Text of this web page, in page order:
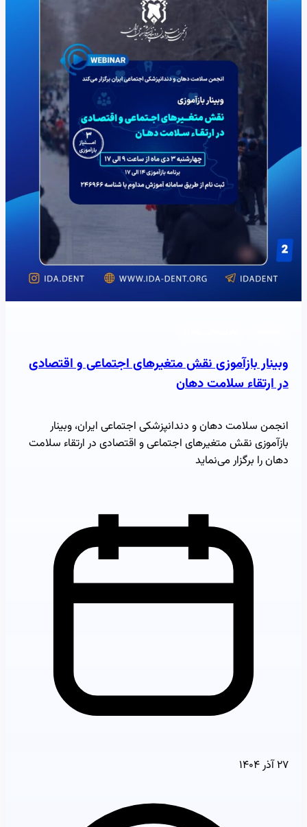
وبینار بازآموزی نقش متغیرهای اجتماعی و اقتصادی
در ارتقاء سلامت دهان
انجمن سلامت دهان و دندانپزشکی اجتماعی ایران، وبینار
بازآموزی نقش متغیرهای اجتماعی و اقتصادی در ارتقاء سلامت
دهان را برگزار می‌نماید
۲۷ آذر ۱۴۰۴